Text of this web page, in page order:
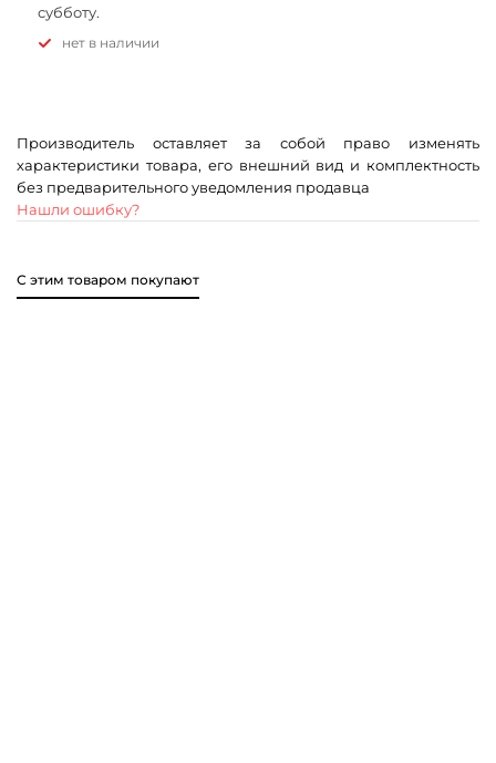
субботу.
Нет в наличии
Производитель оставляет за собой право изменять
характеристики товара, его внешний вид и комплектность
без предварительного уведомления продавца
Нашли ошибку?
С этим товаром покупают